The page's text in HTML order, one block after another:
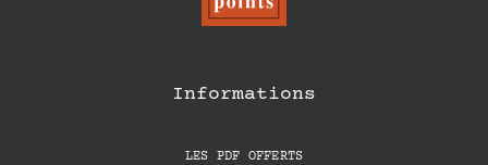
Informations
LES PDF OFFERTS